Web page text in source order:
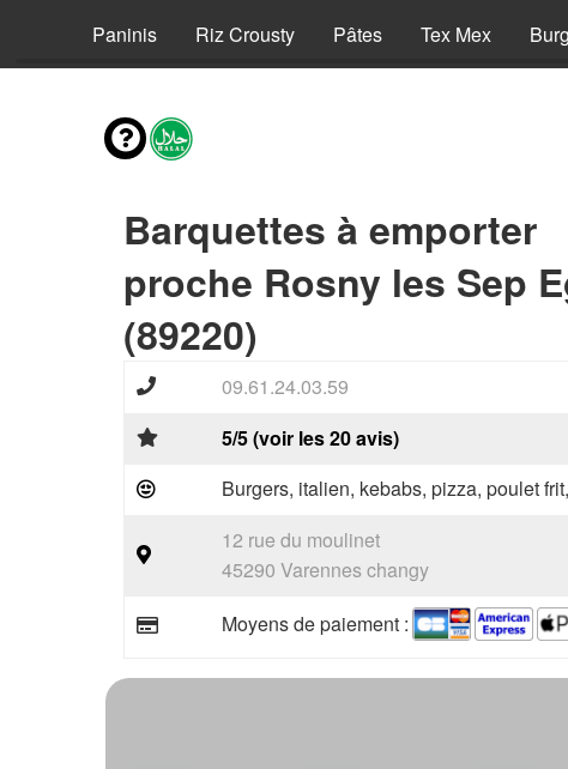
Paninis Riz Crousty Pâtes Tex Mex
Barquettes à emporter
proche Rosny les Sep
(89220)
09.61.24.03.59
5/5 (voir les 20 avis)
Burgers, italien, kebabs, pizza, poulet
12 rue du moulinet
45290 Varennes changy
Moyens de paiement :